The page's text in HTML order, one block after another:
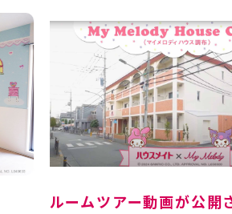
ルームツアー動画が公開